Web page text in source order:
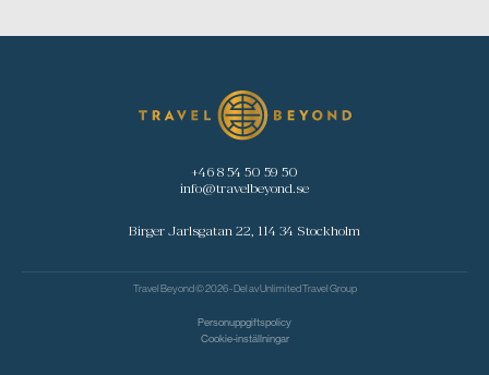
+46 8 54 50 59 50
info@travelbeyond.se
Birger Jarlsgatan 22, 114 34 Stockholm
Travel Beyond © 2026 - Del avUnlimited Travel Group
Personuppgiftspolicy
Cookie-inställningar